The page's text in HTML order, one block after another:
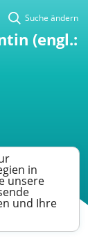
Suche ändern
(engl.:
in
unsere
und Ihre